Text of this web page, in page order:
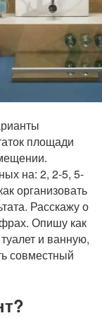
площади
на: 2, 2-5, 5-
организовать
Расскажу о
Опишу как
и ванную,
совместный